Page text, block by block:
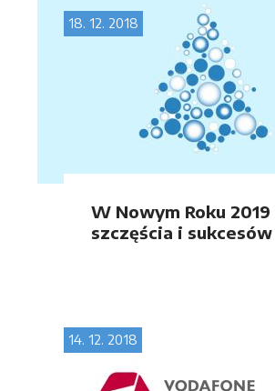
18. 12. 2018
W Nowym Roku 2019
szczęścia i sukcesów
14. 12. 2018